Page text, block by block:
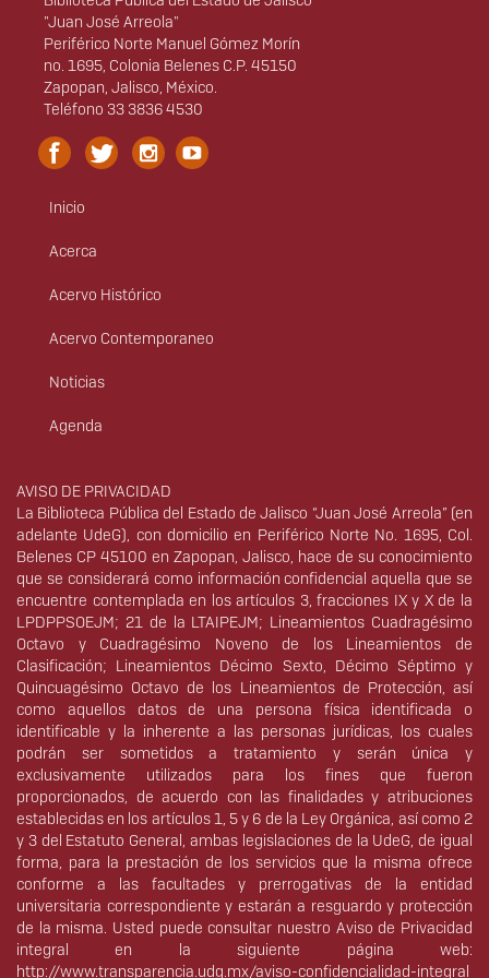
"Juan José Arreola"
Periférico Norte Manuel Gómez Morín
no. 1695, Colonia Belenes C.P. 45150
Zapopan, Jalisco, México.
Teléfono 33 3836 4530
Menú
principal
Inicio
Acerca
Acervo Histórico
Acervo Contemporaneo
Noticias
Agenda
Derechos
AVISO DE PRIVACIDAD
La Biblioteca Pública del Estado de Jalisco “Juan José Arreola” (en
adelante UdeG), con domicilio en Periférico Norte No. 1695, Col.
Belenes CP 45100 en Zapopan, Jalisco, hace de su conocimiento
que se considerará como información confidencial aquella que se
encuentre contemplada en los artículos 3, fracciones IX y X de la
LPDPPSOEJM; 21 de la LTAIPEJM; Lineamientos Cuadragésimo
Octavo y Cuadragésimo Noveno de los Lineamientos de
Clasificación; Lineamientos Décimo Sexto, Décimo Séptimo y
Quincuagésimo Octavo de los Lineamientos de Protección, así
como aquellos datos de una persona física identificada o
identificable y la inherente a las personas jurídicas, los cuales
podrán ser sometidos a tratamiento y serán única y
exclusivamente utilizados para los fines que fueron
proporcionados, de acuerdo con las finalidades y atribuciones
establecidas en los artículos 1, 5 y 6 de la Ley Orgánica, así como 2
y 3 del Estatuto General, ambas legislaciones de la UdeG, de igual
forma, para la prestación de los servicios que la misma ofrece
conforme a las facultades y prerrogativas de la entidad
universitaria correspondiente y estarán a resguardo y protección
de la misma. Usted puede consultar nuestro Aviso de Privacidad
integral en la siguiente página web:
http://www.transparencia.udg.mx/aviso-confidencialidad-integral